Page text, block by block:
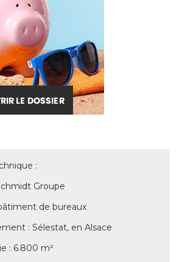
:
Groupe
de bureaux
: Sélestat, en Alsace
: 6.800 m²